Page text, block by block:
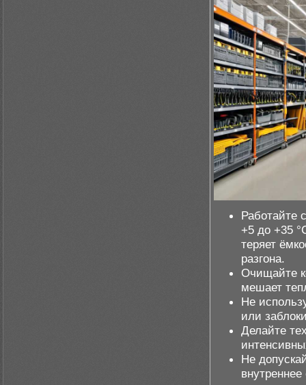
Работайте
+5 до +35
теряет
разгона.
Очищайте
мешает
Не
или
Делайте
Не